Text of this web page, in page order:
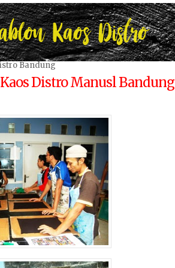
Bandung
Distro Manusl Bandung